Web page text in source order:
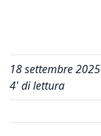
18 settembre 2025
4' di lettura